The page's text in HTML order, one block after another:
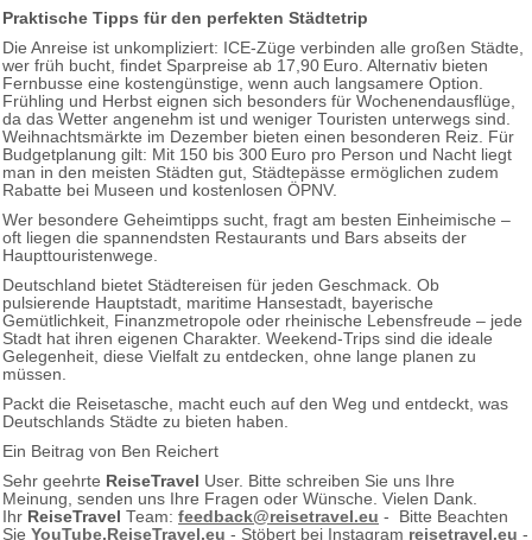
Praktische Tipps für den perfekten Städtetrip
Die Anreise ist unkompliziert: ICE-Züge verbinden alle großen Städte,
wer früh bucht, findet Sparpreise ab 17,90 Euro. Alternativ bieten
Fernbusse eine kostengünstige, wenn auch langsamere Option.
Frühling und Herbst eignen sich besonders für Wochenendausflüge,
da das Wetter angenehm ist und weniger Touristen unterwegs sind.
Weihnachtsmärkte im Dezember bieten einen besonderen Reiz. Für
Budgetplanung gilt: Mit 150 bis 300 Euro pro Person und Nacht liegt
man in den meisten Städten gut, Städtepässe ermöglichen zudem
Rabatte bei Museen und kostenlosen ÖPNV.
Wer besondere Geheimtipps sucht, fragt am besten Einheimische –
oft liegen die spannendsten Restaurants und Bars abseits der
Haupttouristenwege.
Deutschland bietet Städtereisen für jeden Geschmack. Ob
pulsierende Hauptstadt, maritime Hansestadt, bayerische
Gemütlichkeit, Finanzmetropole oder rheinische Lebensfreude – jede
Stadt hat ihren eigenen Charakter. Weekend-Trips sind die ideale
Gelegenheit, diese Vielfalt zu entdecken, ohne lange planen zu
müssen.
Packt die Reisetasche, macht euch auf den Weg und entdeckt, was
Deutschlands Städte zu bieten haben.
Ein Beitrag von Ben Reichert
Sehr geehrte ReiseTravel User. Bitte schreiben Sie uns Ihre
Meinung, senden uns Ihre Fragen oder Wünsche. Vielen Dank.
Ihr ReiseTravel Team: feedback@reisetravel.eu - Bitte Beachten
Sie YouTube.ReiseTravel.eu - Stöbert bei Instagram reisetravel.eu -